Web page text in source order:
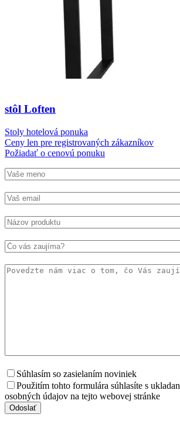
stôl Loften
Stoly hotelová ponuka
Ceny len pre registrovaných zákazníkov
Požiadať o cenovú ponuku
Súhlasím so zasielaním noviniek
Použitím tohto formulára súhlasíte s
osobných údajov na tejto webovej stránke